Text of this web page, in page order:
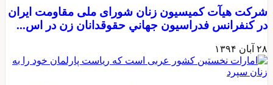
هيآت کمیسیون زنان شورای ملی مقاومت ایران
كنفرانس فدراسيون جهاني حقوقدانان زن در اس...
۱۳۹۴